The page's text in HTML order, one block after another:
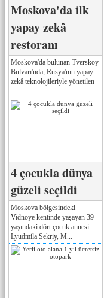
Moskova'da ilk
yapay zekâ
restoranı
Moskova'da bulunan Tverskoy
Bulvarı'nda, Rusya'nın yapay
zekâ teknolojileriyle yönetilen
4 çocukla dünya
güzeli seçildi
Moskova bölgesindeki
Vidnoye kentinde yaşayan 39
yaşındaki dört çocuk annesi
Lyudmila Sekriy, M...